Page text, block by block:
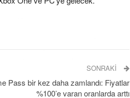
SONRAKI
Pass bir kez daha zamlandı: Fiyatlar
%100’e varan oranlarda arttı